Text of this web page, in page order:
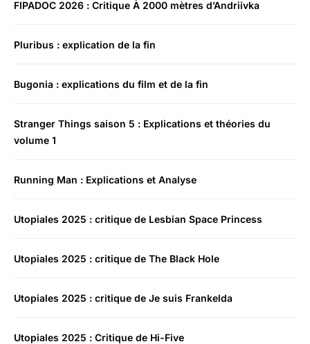
FIPADOC 2026 : Critique À 2000 mètres d’Andriivka
Pluribus : explication de la fin
Bugonia : explications du film et de la fin
Stranger Things saison 5 : Explications et théories du
volume 1
Running Man : Explications et Analyse
Utopiales 2025 : critique de Lesbian Space Princess
Utopiales 2025 : critique de The Black Hole
Utopiales 2025 : critique de Je suis Frankelda
Utopiales 2025 : Critique de Hi-Five